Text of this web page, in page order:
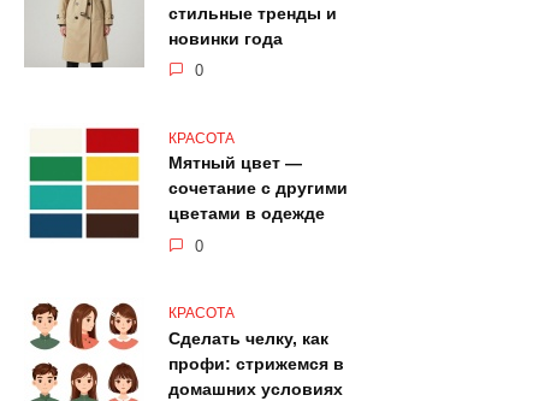
стильные тренды и
новинки года
0
КРАСОТА
Мятный цвет —
сочетание с другими
цветами в одежде
0
КРАСОТА
Сделать челку, как
профи: стрижемся в
домашних условиях